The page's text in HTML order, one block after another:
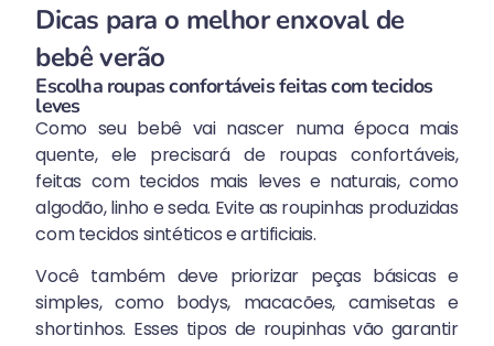
Dicas para o melhor enxoval de
bebê verão
Escolha roupas confortáveis feitas com tecidos
leves
Como seu bebê vai nascer numa época mais
quente, ele precisará de roupas confortáveis,
feitas com tecidos mais leves e naturais, como
algodão, linho e seda. Evite as roupinhas produzidas
com tecidos sintéticos e artificiais.
Você também deve priorizar peças básicas e
simples, como bodys, macacões, camisetas e
shortinhos. Esses tipos de roupinhas vão garantir